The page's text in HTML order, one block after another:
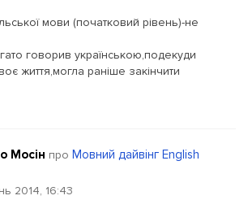
мови (початковий рівень)-не
говорив українською,подекуди
життя,могла раніше закінчити
Мосін про Мовний дайвінг English
2014, 16:43